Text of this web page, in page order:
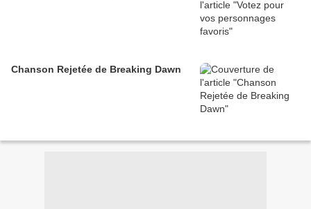
Chanson Rejetée de Breaking Dawn